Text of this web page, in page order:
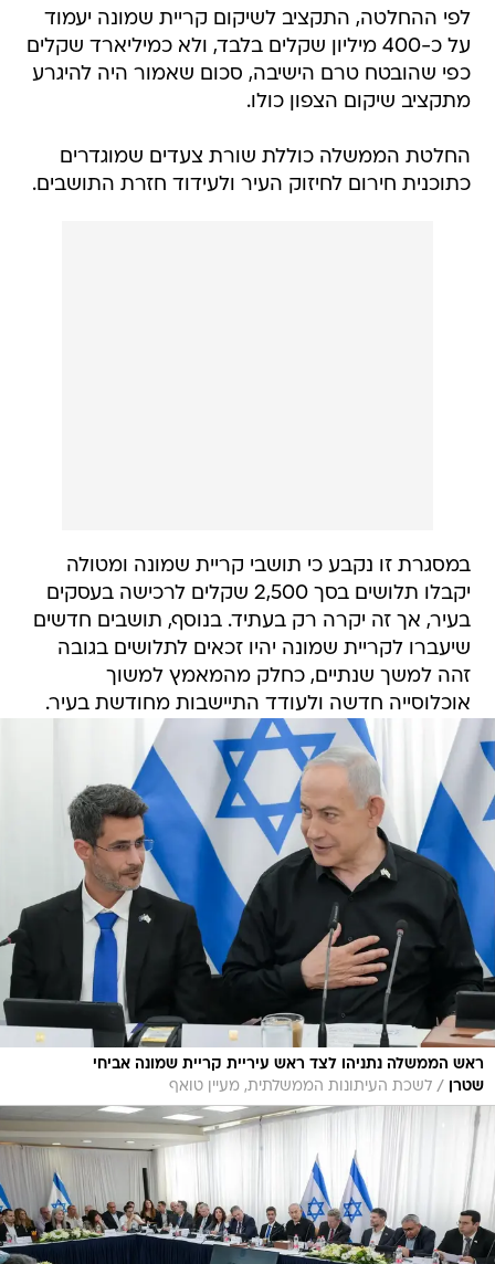
לפי ההחלטה, התקציב לשיקום קריית שמונה יעמוד
על כ-400 מיליון שקלים בלבד, ולא כמיליארד שקלים
כפי שהובטח טרם הישיבה, סכום שאמור היה להיגרע
מתקציב שיקום הצפון כולו.
החלטת הממשלה כוללת שורת צעדים שמוגדרים
כתוכנית חירום לחיזוק העיר ולעידוד חזרת התושבים.
במסגרת זו נקבע כי תושבי קריית שמונה ומטולה
יקבלו תלושים בסך 2,500 שקלים לרכישה בעסקים
בעיר, אך זה יקרה רק בעתיד. בנוסף, תושבים חדשים
שיעברו לקריית שמונה יהיו זכאים לתלושים בגובה
זהה למשך שנתיים, כחלק מהמאמץ למשוך
אוכלוסייה חדשה ולעודד התיישבות מחודשת בעיר.
ראש הממשלה נתניהו לצד ראש עיריית קריית שמונה אביחי
שטרן
/ לשכת העיתונות הממשלתית, מעיין טואף